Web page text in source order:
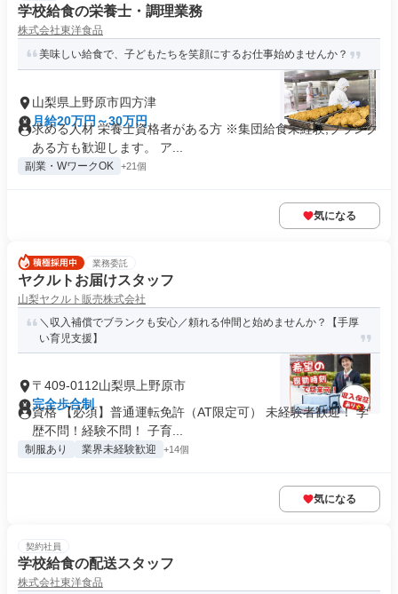
学校給食の栄養士・調理業務
株式会社東洋食品
美味しい給食で、子どもたちを笑顔にするお仕事始めませんか？
山梨県上野原市四方津
月給20万円～30万円
求める人材 栄養士資格者がある方 ※集団給食未経験,ブランク
ある方も歓迎します。 ア...
副業・WワークOK +21個
気になる
業務委託
ヤクルトお届けスタッフ
山梨ヤクルト販売株式会社
＼収入補償でブランクも安心／頼れる仲間と始めませんか？【手厚
い育児支援】
〒409-0112山梨県上野原市
完全歩合制
資格 【必須】普通運転免許（AT限定可） 未経験者歓迎！ 学
歴不問！経験不問！ 子育...
制服あり 業界未経験歓迎 +14個
気になる
契約社員
学校給食の配送スタッフ
株式会社東洋食品